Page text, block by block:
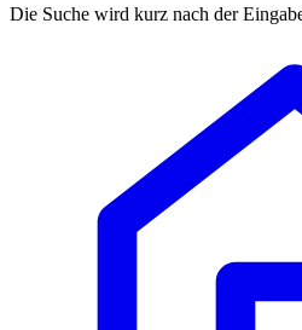
Die Suche wird kurz nach der